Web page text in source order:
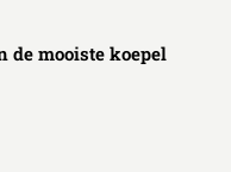
de mooiste koepel